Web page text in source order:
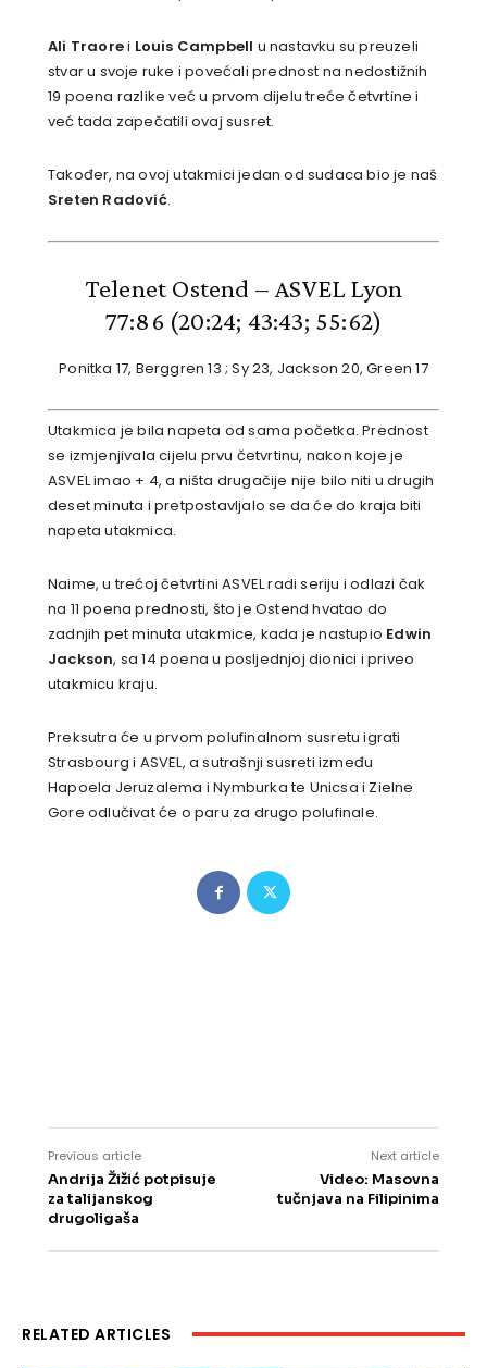
Ali Traorei Louis Campbell u nastavku su preuzeli
stvar u svoje ruke i povećali prednost na nedostižnih
19 poena razlike već u prvom dijelu treće četvrtine i
već tada zapečatili ovaj susret.
Također, na ovoj utakmici jedan od sudaca bio je naš
Sreten Radović.
Telenet Ostend – ASVEL Lyon
77:86 (20:24; 43:43; 55:62)
Ponitka 17, Berggren 13 ; Sy 23, Jackson 20, Green 17
Utakmica je bila napeta od sama početka. Prednost
se izmjenjivala cijelu prvu četvrtinu, nakon koje je
ASVEL imao + 4, a ništa drugačije nije bilo niti u drugih
deset minuta i pretpostavljalo se da će do kraja biti
napeta utakmica.
Naime, u trećoj četvrtini ASVEL radi seriju i odlazi čak
na 11 poena prednosti, što je Ostend hvatao do
zadnjih pet minuta utakmice, kada je nastupio Edwin
Jackson, sa 14 poena u posljednjoj dionici i priveo
utakmicu kraju.
Preksutra će u prvom polufinalnom susretu igrati
Strasbourg i ASVEL, a sutrašnji susreti između
Hapoela Jeruzalema i Nymburka te Unicsa i Zielne
Gore odlučivat će o paru za drugo polufinale.
Previous article
Andrija Žižić potpisuje
za talijanskog
drugoligaša
Next article
Video: Masovna
tučnjava na Filipinima
RELATED ARTICLES